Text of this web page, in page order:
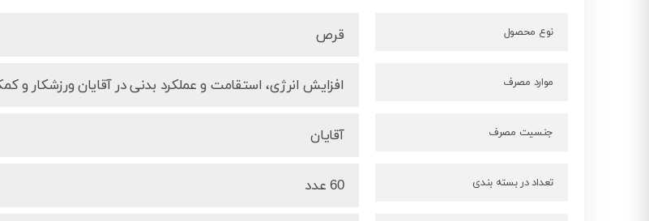
نوع محصول قرص
موارد مصرف افزایش انرژی، استقامت و عملکرد بدنی در آقایان ورزشکار
جنسیت مصرف آقایان
تعداد در بسته بندی 60 عدد